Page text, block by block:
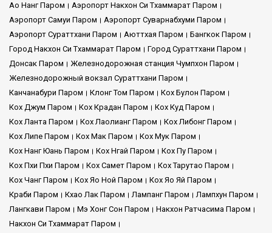
Ао Нанг Паром
Аэропорт Накхон Си Тхаммарат Паром
Аэропорт Самуи Паром
Аэропорт Суварнабхуми Паром
Аэропорт Сураттхани Паром
Аюттхая Паром
Бангкок Паром
Город Накхон Си Тхаммарат Паром
Город Сураттхани Паром
Донсак Паром
Железнодорожная станция Чумпхон Паром
Железнодорожный вокзал Сураттхани Паром
Канчанабури Паром
Клонг Том Паром
Кох Булон Паром
Кох Джум Паром
Кох Крадан Паром
Кох Куд Паром
Кох Ланта Паром
Кох Лаолианг Паром
Кох Либонг Паром
Кох Липе Паром
Кох Мак Паром
Кох Мук Паром
Кох Нанг Юань Паром
Кох Нгай Паром
Кох Пу Паром
Кох Пхи Пхи Паром
Кох Самет Паром
Кох Тарутао Паром
Кох Чанг Паром
Кох Яо Ной Паром
Кох Яо Яй Паром
Краби Паром
Кхао Лак Паром Лампанг Паром
Лампхун Паром
Лангкави Паром
Мэ Хонг Сон Паром
Накхон Ратчасима Паром
Накхон Си Тхаммарат Паром